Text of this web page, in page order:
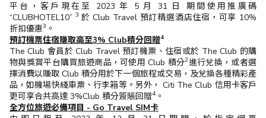
平台，客戶現在至 2023 年 5 月 31 日 期間使用推廣碼
“CLUBHOTEL10” 3 於 Club Travel 預訂精選酒店住宿，可享 10%
折扣優惠3 。
預訂機票住宿賺取高至3% Club積分回贈4
The Club 會員於 Club Travel 預訂機票、住宿或於 The Club 的購
物與獎賞平台購買旅遊商品，可使用 Club 積分2進行兌換，或者選
擇消費以賺取 Club 積分用於下一個旅程或交易，及兌換各種精彩產
品，如機場快綫車票、行李箱等。另外， Citi The Club 信用卡客戶
更可享合共高達 3%Club 積分簽賬回贈4 。
全方位旅遊必備項目 - Go Travel SIM卡